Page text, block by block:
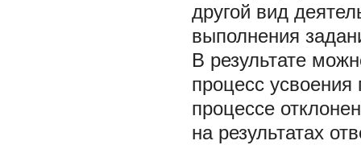
другой вид
выполнения
В результате
процесс
процессе
на результатах